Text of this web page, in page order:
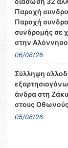
Παροχή
Παροχή
συνδρομής σε
στην Αλόννησο
06/08/26
Σύλληψη
άνδρα στη
στους
05/08/26